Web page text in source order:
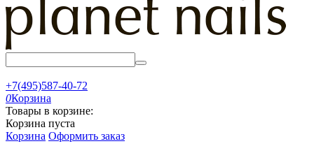
+7(495)587-40-72
0Корзина
Товары в корзине:
Корзина пуста
Корзина Оформить заказ